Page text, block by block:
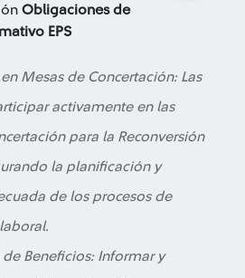
Obligaciones de
EPS
Mesas de Concertación: Las
activamente en las
para la Reconversión
la planificación y
de los procesos de
Beneficios: Informar y